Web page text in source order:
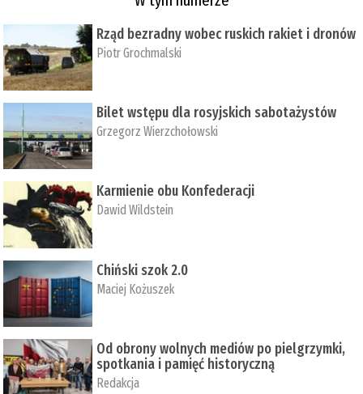
Rząd bezradny wobec ruskich rakiet i dronów
Piotr Grochmalski
Bilet wstępu dla rosyjskich sabotażystów
Grzegorz Wierzchołowski
Karmienie obu Konfederacji
Dawid Wildstein
Chiński szok 2.0
Maciej Kożuszek
Od obrony wolnych mediów po pielgrzymki,
spotkania i pamięć historyczną
Redakcja